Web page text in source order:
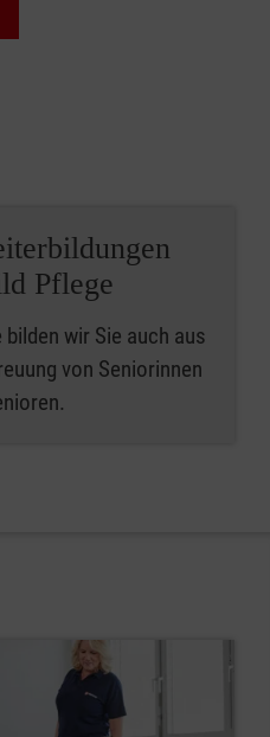
Pflege
wir Sie auch aus
von Seniorinnen